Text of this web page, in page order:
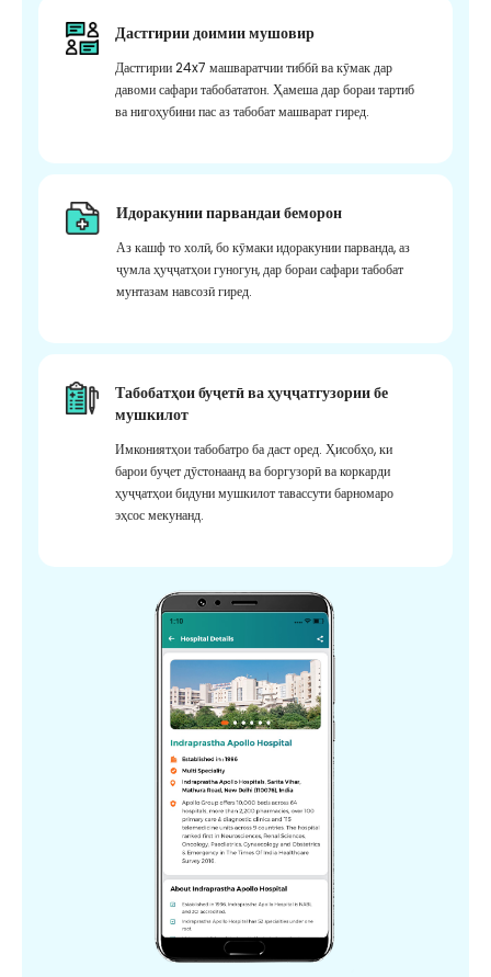
Дастгирии доимии мушовир
Дастгирии 24x7 машваратчии тиббӣ ва кӯмак дар
давоми сафари табобататон. Ҳамеша дар бораи тартиб
ва нигоҳубини пас аз табобат машварат гиред.
Идоракунии парвандаи беморон
Аз кашф то холӣ, бо кӯмаки идоракунии парванда, аз
ҷумла ҳуҷҷатҳои гуногун, дар бораи сафари табобат
мунтазам навсозӣ гиред.
Табобатҳои буҷетӣ ва ҳуҷҷатгузории бе
мушкилот
Имкониятҳои табобатро ба даст оред. Ҳисобҳо, ки
барои буҷет дӯстонаанд ва боргузорӣ ва коркарди
ҳуҷҷатҳои бидуни мушкилот тавассути барномаро
эҳсос мекунанд.